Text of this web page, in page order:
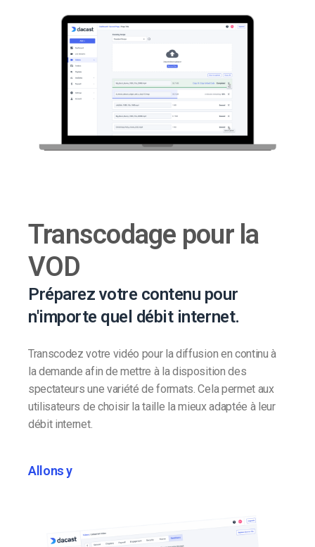
Transcodage pour la
VOD
Préparez votre contenu pour
n'importe quel débit internet.
Transcodez votre vidéo pour la diffusion en continu à
la demande afin de mettre à la disposition des
spectateurs une variété de formats. Cela permet aux
utilisateurs de choisir la taille la mieux adaptée à leur
débit internet.
Allons y